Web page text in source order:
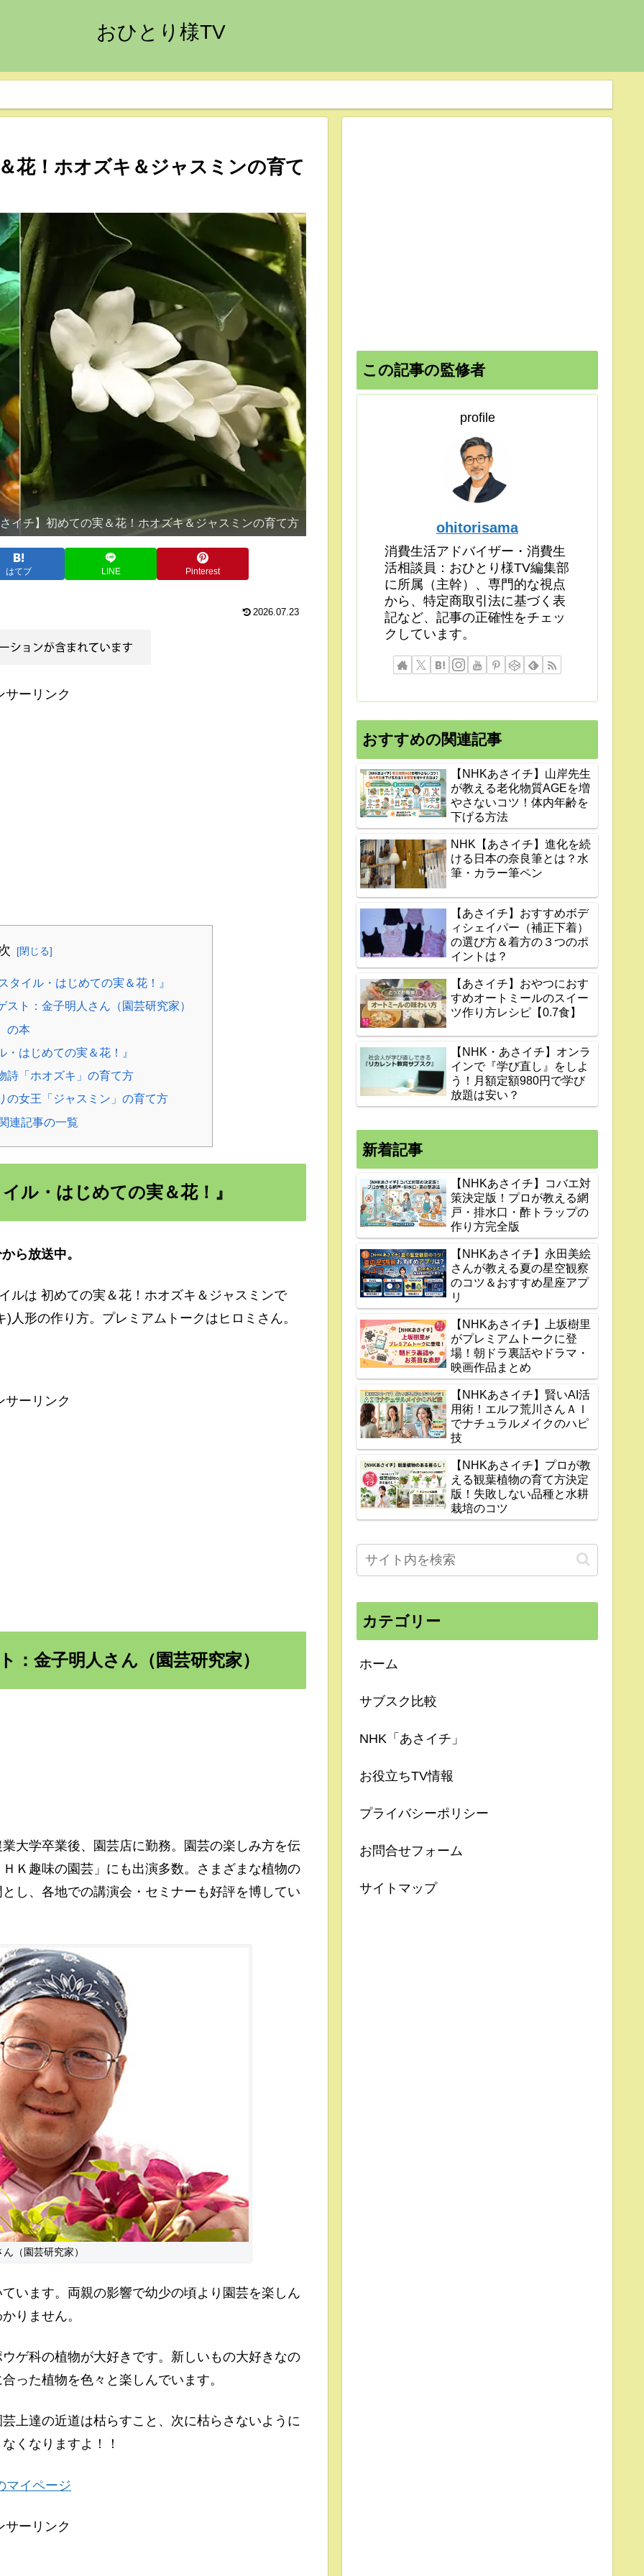
おひとり様TV
花！ホオズキ＆ジャスミンの育て
イチ】初めての実＆花！ホオズキ＆ジャスミンの育て方
はてブ LINE Pinterest
2026.07.23
サーリンク
タイル・はじめての実＆花！』
ト：金子明人さん（園芸研究家）
の本
はじめての実＆花！』
詩「ホオズキ」の育て方
の女王「ジャスミン」の育て方
連記事の一覧
ル・はじめての実＆花！』
ら放送中。
ルは 初めての実＆花！ホオズキ＆ジャスミンで
形の作り方。プレミアムトークはヒロミさん。
サーリンク
：金子明人さん（園芸研究家）
大学卒業後、園芸店に勤務。園芸の楽しみ方を伝
Ｋ趣味の園芸」にも出演多数。さまざまな植物の
し、各地での講演会・セミナーも好評を博してい
（園芸研究家）
います。両親の影響で幼少の頃より園芸を楽しん
りません。
ゲ科の植物が大好きです。新しいもの大好きなの
った植物を色々と楽しんでいます。
上達の近道は枯らすこと、次に枯らさないように
くなりますよ！！
マイページ
サーリンク
この記事の監修者
profile
ohitorisama
消費生活アドバイザー・消費生
活相談員：おひとり様TV編集部
に所属（主幹）、専門的な視点
から、特定商取引法に基づく表
記など、記事の正確性をチェッ
クしています。
おすすめの関連記事
【NHKあさイチ】山岸先生
が教える老化物質AGEを増
やさないコツ！体内年齢を
下げる方法
NHK【あさイチ】進化を続
ける日本の奈良筆とは？水
筆・カラー筆ペン
【あさイチ】おすすめボデ
ィシェイパー（補正下着）
の選び方＆着方の３つのポ
イントは？
【あさイチ】おやつにおす
すめオートミールのスイー
ツ作り方レシピ【0.7食】
【NHK・あさイチ】オンラ
インで『学び直し』をしよ
う！月額定額980円で学び
放題は安い？
新着記事
【NHKあさイチ】コバエ対
策決定版！プロが教える網
戸・排水口・酢トラップの
作り方完全版
【NHKあさイチ】永田美絵
さんが教える夏の星空観察
のコツ＆おすすめ星座アプ
リ
【NHKあさイチ】上坂樹里
がプレミアムトークに登
場！朝ドラ裏話やドラマ・
映画作品まとめ
【NHKあさイチ】賢いAI活
用術！エルフ荒川さんＡＩ
でナチュラルメイクのハピ
技
【NHKあさイチ】プロが教
える観葉植物の育て方決定
版！失敗しない品種と水耕
栽培のコツ
カテゴリー
ホーム
サブスク比較
NHK「あさイチ」
お役立ちTV情報
プライバシーポリシー
お問合せフォーム
サイトマップ